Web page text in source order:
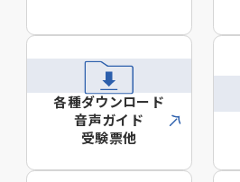
各種ダウンロード
音声ガイド
受験票他